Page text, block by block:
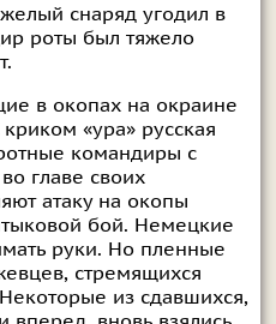
снаряд угодил в
роты был тяжело
в окопах на окраине
«ура» русская
командиры с
главе своих
атаку на окопы
бой. Немецкие
руки. Но пленные
стремящихся
из сдавшихся,